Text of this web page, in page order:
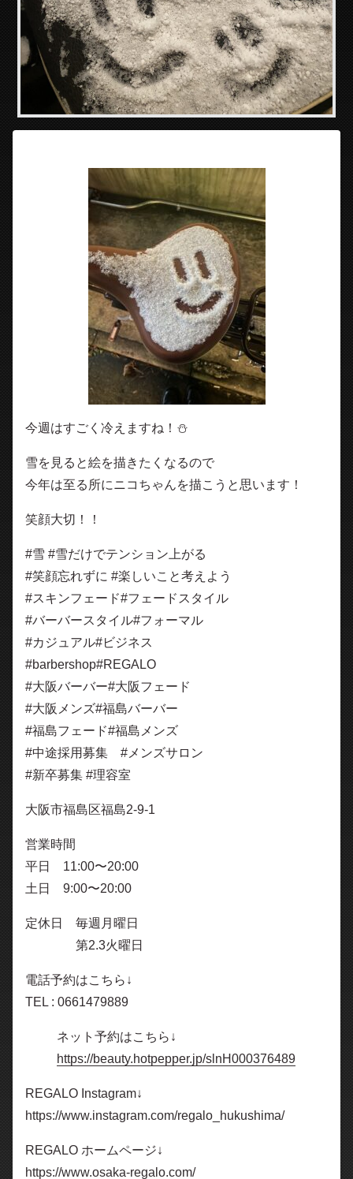
今週はすごく冷えますね！⛄️
雪を見ると絵を描きたくなるので
今年は至る所にニコちゃんを描こうと思います！
笑顔大切！！
#雪 #雪だけでテンション上がる
#笑顔忘れずに #楽しいこと考えよう
#スキンフェード#フェードスタイル
#バーバースタイル#フォーマル
#カジュアル#ビジネス
#barbershop#REGALO
#大阪バーバー#大阪フェード
#大阪メンズ#福島バーバー
#福島フェード#福島メンズ
#中途採用募集 #メンズサロン
#新卒募集 #理容室
大阪市福島区福島2-9-1
営業時間
平日 11:00〜20:00
土日 9:00〜20:00
定休日 毎週月曜日
第2.3火曜日
電話予約はこちら↓
TEL : 0661479889
ネット予約はこちら↓
https://beauty.hotpepper.jp/slnH000376489
REGALO Instagram↓
https://www.instagram.com/regalo_hukushima/
REGALO ホームページ↓
https://www.osaka-regalo.com/